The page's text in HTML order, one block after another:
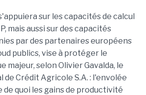
sur les capacités de calcul
mais aussi sur des capacités
par des partenaires européens
publics, vise à protéger le
majeur, selon Olivier Gavalda, le
Crédit Agricole S.A. : l'envolée
de quoi les gains de productivité